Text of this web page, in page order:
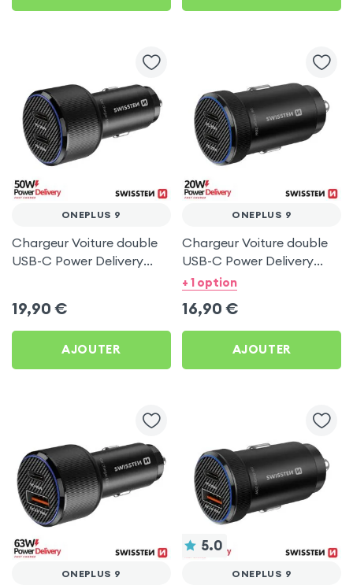
ONEPLUS 9
Chargeur Voiture double
USB-C Power Delivery
19,90 €
AJOUTER
ONEPLUS 9
Chargeur Voiture double
USB-C Power Delivery
20W - Swissten pour
+ 1 option
16,90 €
AJOUTER
ONEPLUS 9
5.0
ONEPLUS 9